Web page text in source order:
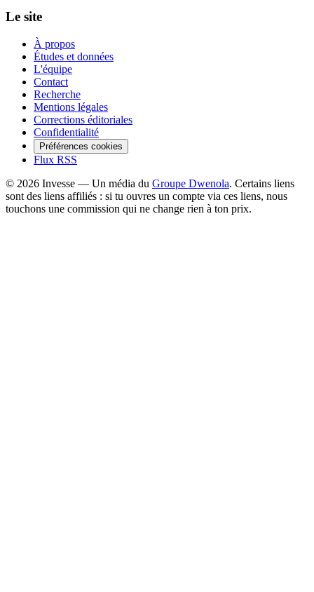
Le site
À propos
Études et données
L'équipe
Contact
Recherche
Mentions légales
Corrections éditoriales
Confidentialité
Préférences cookies
Flux RSS
© 2026 Invesse — Un média du Groupe Dwenola. Certains liens
sont des liens affiliés : si tu ouvres un compte via ces liens, nous
touchons une commission qui ne change rien à ton prix.